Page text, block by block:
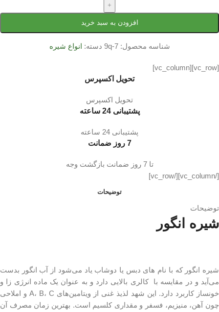
+
افزودن به سبد خرید
شناسه محصول:9q-7 دسته: انواع شیره
[vc_row][vc_column]
تحویل اکسپرس
تحویل اکسپرس
پشتیبانی 24 ساعته
پشتیبانی 24 ساعته
7 روز ضمانت
تا 7 روز ضمانت بازگشت وجه
[/vc_column][/vc_row]
توضیحات
توضیحات
شیره انگور
شیره انگور که با نام های دبس یا دوشاب یاد می‌شود از آب انگور بدست
می‌آید و در مقایسه با کالری بالایی دارد و به عنوان یک ماده انرژی زا و
خونساز کاربرد دارد. این شهد لذیذ غنی از ویتامین‌های A، B، C و املاحی
چون آهن، منیزیم، فسفر و مقداری کلسیم است. بهترین زمان مصرف آن